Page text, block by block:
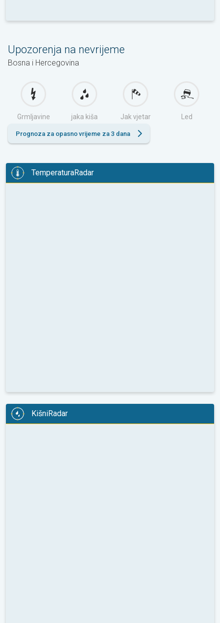
Upozorenja na nevrijeme
Bosna i Hercegovina
Grmljavine jaka kiša Jak vjetar Led
Prognoza za opasno vrijeme za 3 dana
TemperaturaRadar
KišniRadar